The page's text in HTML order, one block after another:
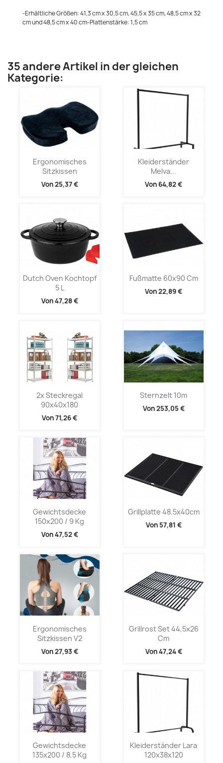
-Erhältliche Größen: 41,3 cm x 30,5 cm, 45,5 x 35 cm, 48,5 cm x 32
cm und 48,5 cm x 40 cm-Plattenstärke: 1,5 cm
35 andere Artikel in der gleichen
Kategorie:
Ergonomisches
Sitzkissen
Von25,37 €
Kleiderständer
Melva...
Von 64,82 €
Dutch Oven Kochtopf
5 L
Von47,28 €
Fußmatte 60x90 Cm
Von22,89 €
2x Steckregal
90x40x180
Von71,26 €
Sternzelt 10m
Von253,05 €
Gewichtsdecke
150x200 / 9 Kg
Von47,52 €
Grillplatte 48.5x40cm
Von 57,81 €
Ergonomisches
Sitzkissen V2
Von27,93 €
Grillrost Set 44,5x26
Cm
Von47,24 €
Gewichtsdecke
135x200 / 8,5 Kg
Kleiderständer Lara
120x38x120